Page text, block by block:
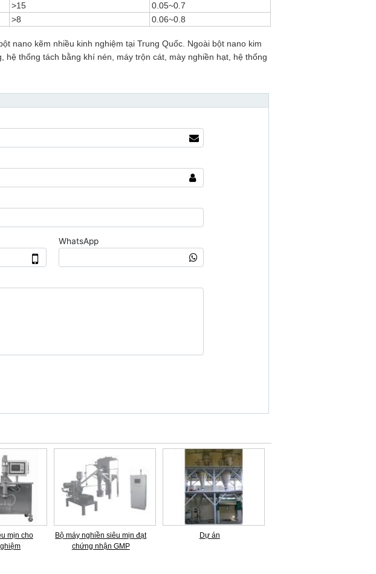
>15
0.05~0.7
>8 0.06~0.8
nano kẽm nhiều kinh nghiệm tại Trung Quốc. Ngoài bột nano kim
hệ thống tách bằng khí nén, máy trộn cát, mày nghiền hạt, hệ thống
mịn cho
Bộ máy nghiền siêu mịn đạt
chứng nhận GMP
Dự án